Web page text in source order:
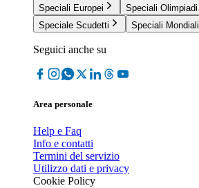
Speciali Europei
Speciali Olimpiadi
Speciale Scudetti
Speciali Mondiali
Seguici anche su
Area personale
Help e Faq
Info e contatti
Termini del servizio
Utilizzo dati e privacy
Cookie Policy